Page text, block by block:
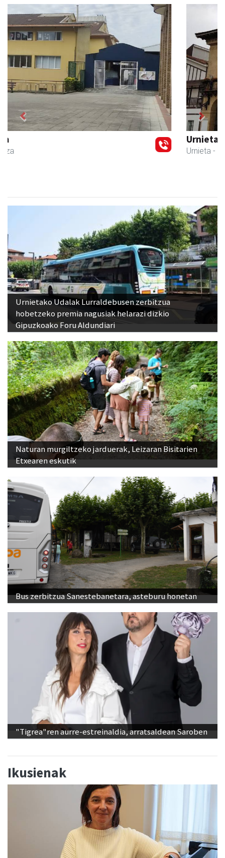
Urnietako Udala
Urnieta
Previous Next
Urnietako Udalak Lurraldebusen zerbitzua
hobetzeko premia nagusiak helarazi dizkio
Gipuzkoako Foru Aldundiari
Naturan murgiltzeko jarduerak, Leizaran Bisitarien
Etxearen eskutik
Bus zerbitzua Sanestebanetara, asteburu honetan
"Tigrea"ren aurre-estreinaldia, arratsaldean Saroben
Ikusienak